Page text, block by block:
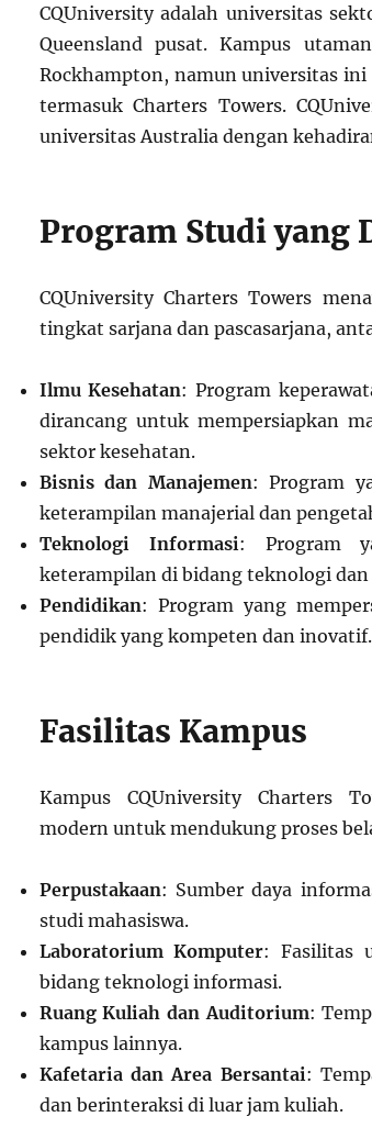
CQUniversity adalah universitas
Queensland pusat. Kampus
Rockhampton, namun universitas
termasuk Charters Towers.
universitas Australia dengan
Program Studi yang
CQUniversity Charters Towers
tingkat sarjana dan pascasarjana,
Ilmu Kesehatan: Program
dirancang untuk mempersiapkan
sektor kesehatan.
Bisnis dan Manajemen: Program
keterampilan manajerial dan
Teknologi Informasi: Program
keterampilan di bidang teknologi
Pendidikan: Program yang
pendidik yang kompeten dan inovatif.
Fasilitas Kampus
Kampus CQUniversity Charters
modern untuk mendukung proses
Perpustakaan: Sumber daya
studi mahasiswa.
Laboratorium Komputer: Fasilitas
bidang teknologi informasi.
Ruang Kuliah dan Auditorium:
kampus lainnya.
Kafetaria dan Area Bersantai:
dan berinteraksi di luar jam kuliah.